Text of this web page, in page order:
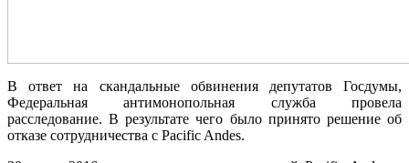
В ответ на скандальные обвинения депутатов Госдумы,
Федеральная антимонопольная служба провела
расследование. В результате чего было принято решение об
отказе сотрудничества с Pacific Andes.